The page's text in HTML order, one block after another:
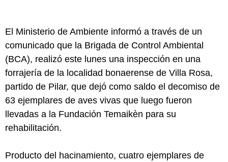
El Ministerio de Ambiente informó a través de un
comunicado que la Brigada de Control Ambiental
(BCA), realizó este lunes una inspección en una
forrajería de la localidad bonaerense de Villa Rosa,
partido de Pilar, que dejó como saldo el decomiso de
63 ejemplares de aves vivas que luego fueron
llevadas a la Fundación Temaikèn para su
rehabilitación.
Producto del hacinamiento, cuatro ejemplares de